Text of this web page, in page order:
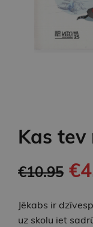
Kas tev
€10.95
Jēkabs ir
uz skolu iet